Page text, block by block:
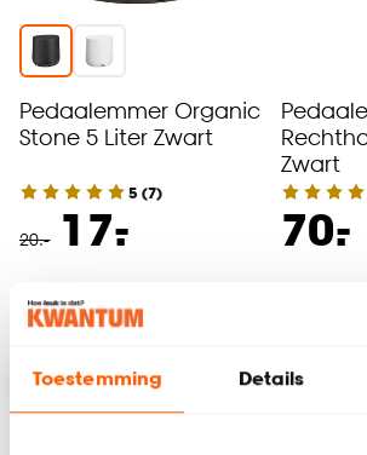
Toestemming Details
Pedaalemmer Organic
Stone 5 Liter Zwart
5 (7)
20.- 17.
-
Binnen 2-3 werkdagen bezorgd
Zwart
70.
-
-15%